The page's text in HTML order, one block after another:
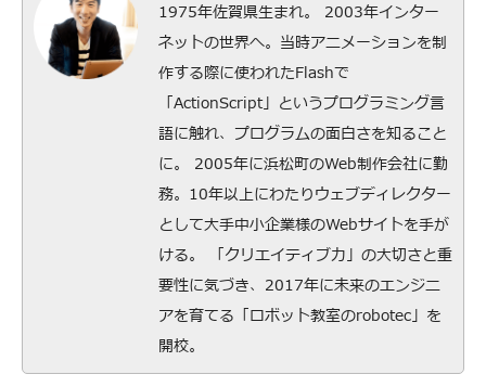
1975年佐賀県生まれ。 2003年インター
ネットの世界へ。当時アニメーションを制
作する際に使われたFlashで
「ActionScript」というプログラミング言
語に触れ、プログラムの面白さを知ること
に。 2005年に浜松町のWeb制作会社に勤
務。10年以上にわたりウェブディレクター
として大手中小企業様のWebサイトを手が
ける。 「クリエイティブ力」の大切さと重
要性に気づき、2017年に未来のエンジニ
アを育てる「ロボット教室のrobotec」を
開校。